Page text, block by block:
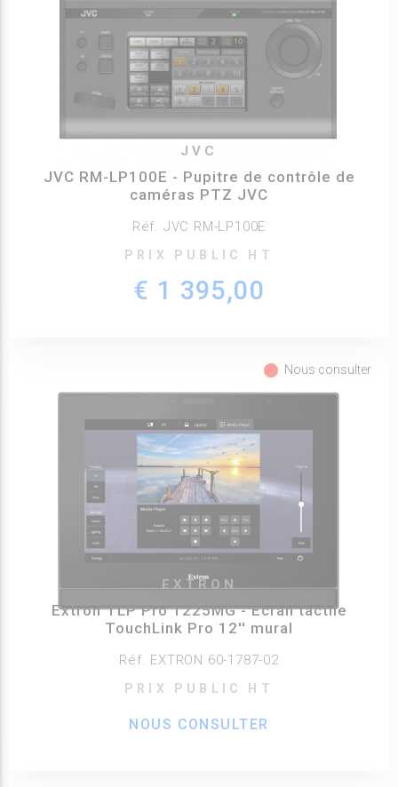
JVC
JVC RM-LP100E - Pupitre de contrôle de
caméras PTZ JVC
Réf. JVC RM-LP100E
PRIX PUBLIC HT
€ 1 395,00
fiber_manual_record Nous consulter
EXTRON
Extron TLP Pro 1225MG - Écran tactile
TouchLink Pro 12'' mural
Réf. EXTRON 60-1787-02
PRIX PUBLIC HT
NOUS CONSULTER